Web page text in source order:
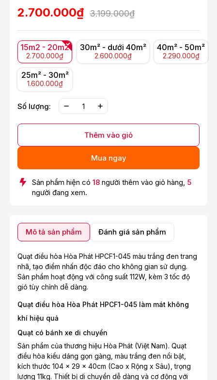
2.700.000₫ 3.199.000₫
15m2 - 20m2
2.700.000₫
30m² - dưới 40m²
2.600.000₫
40m² - 50m²
2.290.000₫
25m² - 30m²
1.600.000₫
Số lượng:
Thêm vào giỏ
Mua ngay
Sản phẩm hiện có 18 người thêm vào giỏ hàng, 5
người đang xem.
Mô tả sản phẩm Đánh giá sản phẩm
Quạt điều hòa Hòa Phát HPCF1-045 màu trắng đen trang
nhã, tạo điểm nhấn độc đáo cho không gian sử dụng.
Sản phẩm hoạt động với công suất 112W, kèm 3 tốc độ
gió tùy chỉnh dễ dàng.
Quạt điều hòa Hòa Phát HPCF1-045 làm mát không
khí hiệu quả
Quạt có bánh xe di chuyển
Sản phẩm của thương hiệu Hòa Phát (Việt Nam). Quạt
điều hòa kiểu dáng gọn gàng, màu trắng đen nổi bật,
kích thước 104 x 29 x 40cm (Cao x Rộng x Sâu), trọng
lượng 11kg. Thiết bị di chuyển dễ dàng và cơ động với